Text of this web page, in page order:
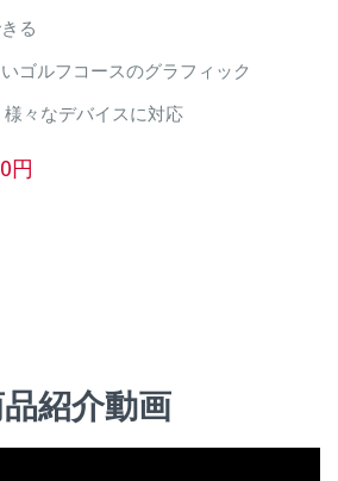
る
ゴルフコースのグラフィック
々なデバイスに対応
円
紹介動画